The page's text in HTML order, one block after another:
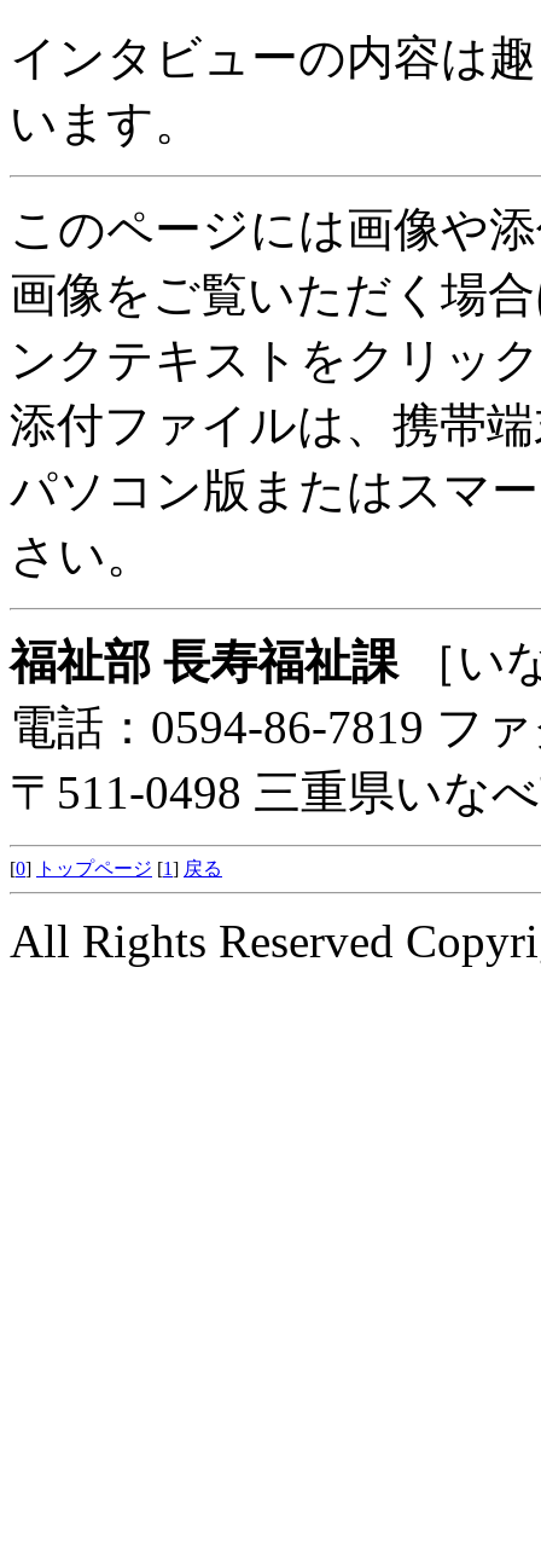
インタビューの内容は
います。
このページには画像や
画像をご覧いただく場
ンクテキストをクリッ
添付ファイルは、携帯
パソコン版またはスマ
さい。
福祉部 長寿福祉課［い
電話：0594-86-7819 フ
〒511-0498 三重県いな
[0] トップページ [1] 戻る
All Rights Reserved